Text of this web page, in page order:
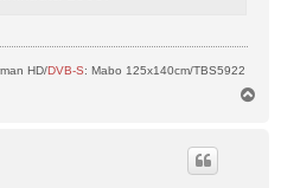
HD/DVB-S: Mabo 125x140cm/TBS5922